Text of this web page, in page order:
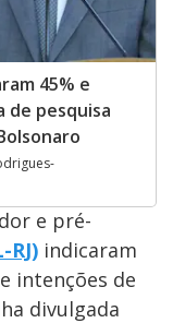
45% e
de pesquisa
e pré-
RJ) indicaram
intenções de
divulgada